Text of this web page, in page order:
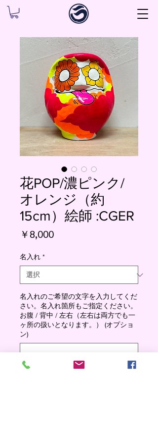
花POP/濃ピンク/
オレンジ（約
15cm）絵師 :CGER
￥8,000価
名入れ *
名入れのご希望の文字を入力してくだ
さい。名入れ箇所もご指定ください。
お腹 / 背中 / 左右（左右は両方でも一
ヶ所の扱いとなります。） (オプショ
ン)